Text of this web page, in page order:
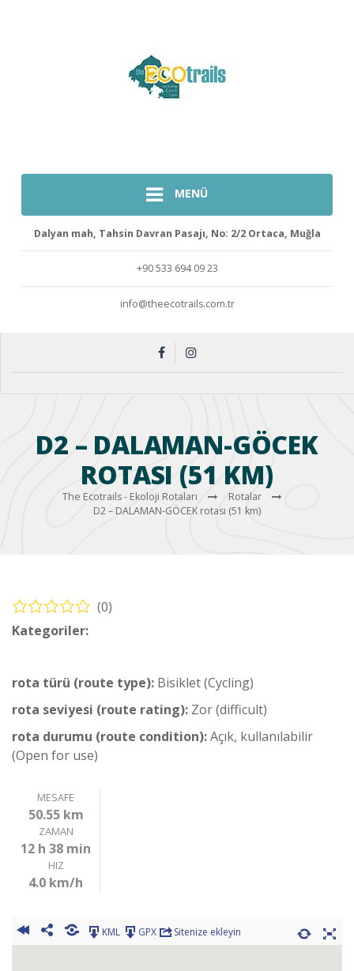
MENÜ
Dalyan mah, Tahsin Davran Pasajı, No: 2/2 Ortaca, Muğla
+90 533 694 09 23
info@theecotrails.com.tr
D2 – DALAMAN-GÖCEK
ROTASI (51 KM)
The Ecotrails - Ekoloji Rotaları
Rotalar
D2 – DALAMAN-GÖCEK rotası (51 km)
(0)
Kategoriler:
Bisiklet – Dalaman Rotaları (Cycling – Dalaman
rota türü (route type): Bisiklet (Cycling)
rota seviyesi (route rating): Zor (difficult)
rota durumu (route condition):Açık, kullanılabilir
(Open for use)
MESAFE
50.55 km
ZAMAN
12 h 38 min
HIZ
4.0 km/h
KML GPX Sitenize ekleyin